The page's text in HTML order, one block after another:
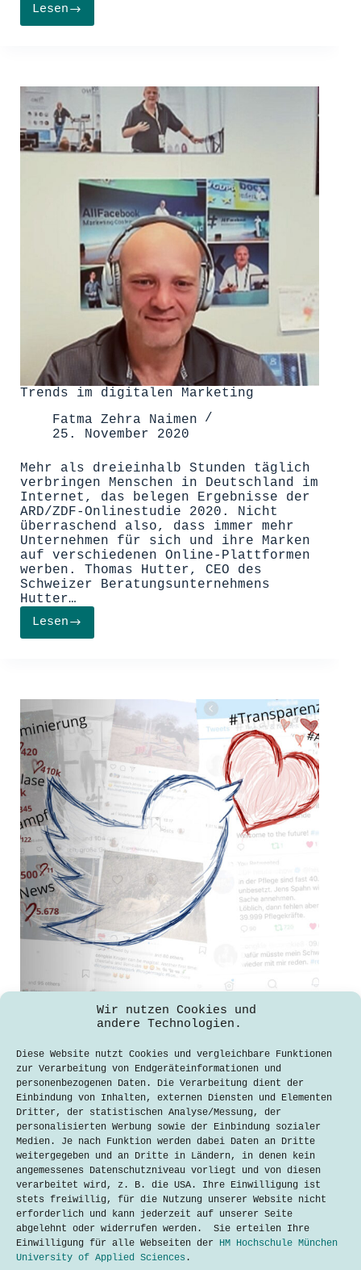
Wir nutzen Cookies und
andere Technologien.
Diese Website nutzt Cookies und vergleichbare Funktionen
zur Verarbeitung von Endgeräteinformationen und
personenbezogenen Daten. Die Verarbeitung dient der
Einbindung von Inhalten, externen Diensten und Elementen
Dritter, der statistischen Analyse/Messung, der
personalisierten Werbung sowie der Einbindung sozialer
Medien. Je nach Funktion werden dabei Daten an Dritte
weitergegeben und an Dritte in Ländern, in denen kein
angemessenes Datenschutzniveau vorliegt und von diesen
verarbeitet wird, z. B. die USA. Ihre Einwilligung ist
stets freiwillig, für die Nutzung unserer Website nicht
erforderlich und kann jederzeit auf unserer Seite
abgelehnt oder widerrufen werden. Sie erteilen Ihre
Einwilligung für alle Webseiten der HM Hochschule München
University of Applied Sciences .
LesenStumpf
&
Media,
Humor
und
ich
Trends im digitalen Marketing
Fatma Zehra Naimen
25. November 2020
Mehr als dreieinhalb Stunden täglich
verbringen Menschen in Deutschland im
Internet, das belegen Ergebnisse der
ARD/ZDF-Onlinestudie 2020. Nicht
überraschend also, dass immer mehr
Unternehmen für sich und ihre Marken
auf verschiedenen Online-Plattformen
werben. Thomas Hutter, CEO des
Schweizer Beratungsunternehmens
Hutter…
LesenTrends
im
Soziale Medien ergreifen Maßnahmen
für mehr Transparenz und weniger
Nina Sueltemeyer
13. November 2019
Soziale Medien, bekannt als Social
Media, haben in den letzten Jahren
wesentlich an Einfluss und Bedeutung
gewonnen. Damit rücken Probleme, wie
Intransparenz auf den Plattformen und
der Wettkampf um Follower und Likes
unter den Nutzern, in den Fokus. Die
CEOs…
LesenSoziale
Medien